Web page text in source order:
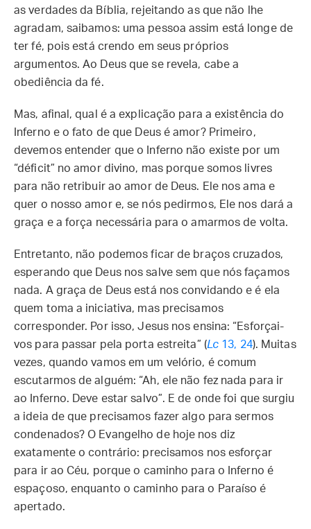
as verdades da Bíblia, rejeitando as que não lhe
agradam, saibamos: uma pessoa assim está longe de
ter fé, pois está crendo em seus próprios
argumentos. Ao Deus que se revela, cabe a
obediência da fé.
Mas, afinal, qual é a explicação para a existência do
Inferno e o fato de que Deus é amor? Primeiro,
devemos entender que o Inferno não existe por um
“déficit” no amor divino, mas porque somos livres
para não retribuir ao amor de Deus. Ele nos ama e
quer o nosso amor e, se nós pedirmos, Ele nos dará a
graça e a força necessária para o amarmos de volta.
Entretanto, não podemos ficar de braços cruzados,
esperando que Deus nos salve sem que nós façamos
nada. A graça de Deus está nos convidando e é ela
quem toma a iniciativa, mas precisamos
corresponder. Por isso, Jesus nos ensina: “Esforçai-
vos para passar pela porta estreita” (Lc 13, 24). Muitas
vezes, quando vamos em um velório, é comum
escutarmos de alguém: “Ah, ele não fez nada para ir
ao Inferno. Deve estar salvo”. E de onde foi que surgiu
a ideia de que precisamos fazer algo para sermos
condenados? O Evangelho de hoje nos diz
exatamente o contrário: precisamos nos esforçar
para ir ao Céu, porque o caminho para o Inferno é
espaçoso, enquanto o caminho para o Paraíso é
apertado.